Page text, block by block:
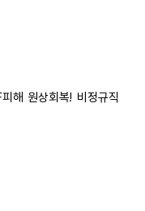
해 원상회복! 비정규직